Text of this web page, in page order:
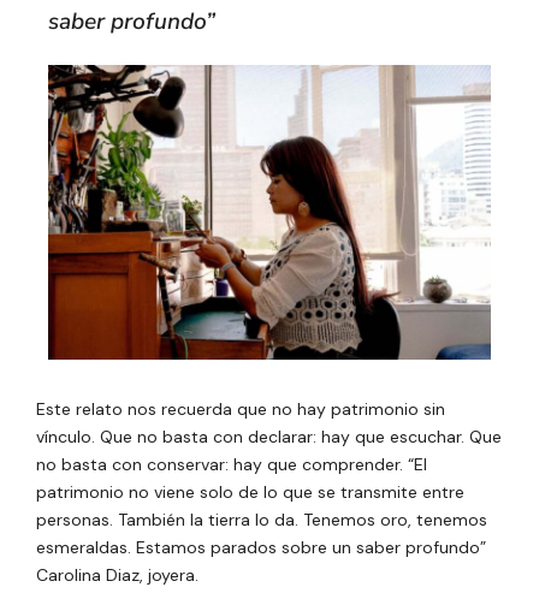
saber profundo”
Este relato nos recuerda que no hay patrimonio sin
vínculo. Que no basta con declarar: hay que escuchar. Que
no basta con conservar: hay que comprender. “El
patrimonio no viene solo de lo que se transmite entre
personas. También la tierra lo da. Tenemos oro, tenemos
esmeraldas. Estamos parados sobre un saber profundo”
Carolina Diaz, joyera.